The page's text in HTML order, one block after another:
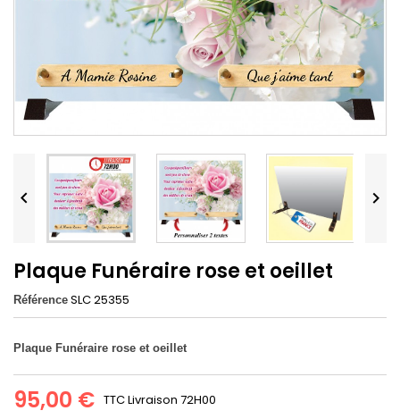
 
Plaque Funéraire rose et oeillet
Référence SLC 25355
Plaque Funéraire rose et oeillet
95,00 € TTCLivraison 72H00